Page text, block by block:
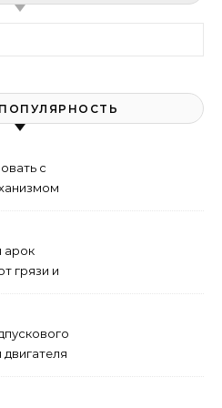
с
арок
грязи и